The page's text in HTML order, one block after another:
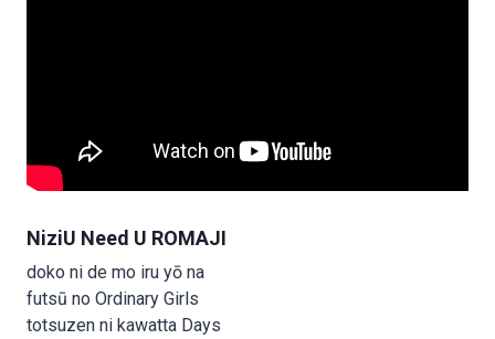
NiziU Need U ROMAJI
doko ni de mo iru yō na
futsū no Ordinary Girls
totsuzen ni kawatta Days